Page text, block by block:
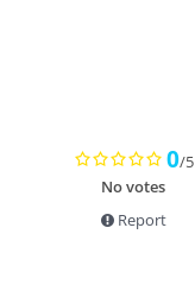
0/5
No votes
Report